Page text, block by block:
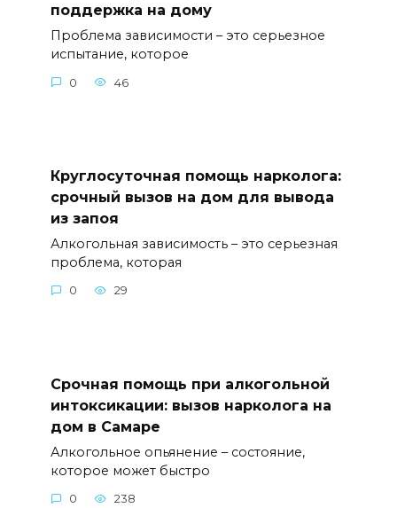
поддержка на дому
Проблема зависимости – это серьезное
испытание, которое
0 46
Круглосуточная помощь нарколога:
срочный вызов на дом для вывода
из запоя
Алкогольная зависимость – это серьезная
проблема, которая
0 29
Срочная помощь при алкогольной
интоксикации: вызов нарколога на
дом в Самаре
Алкогольное опьянение – состояние,
которое может быстро
0 238